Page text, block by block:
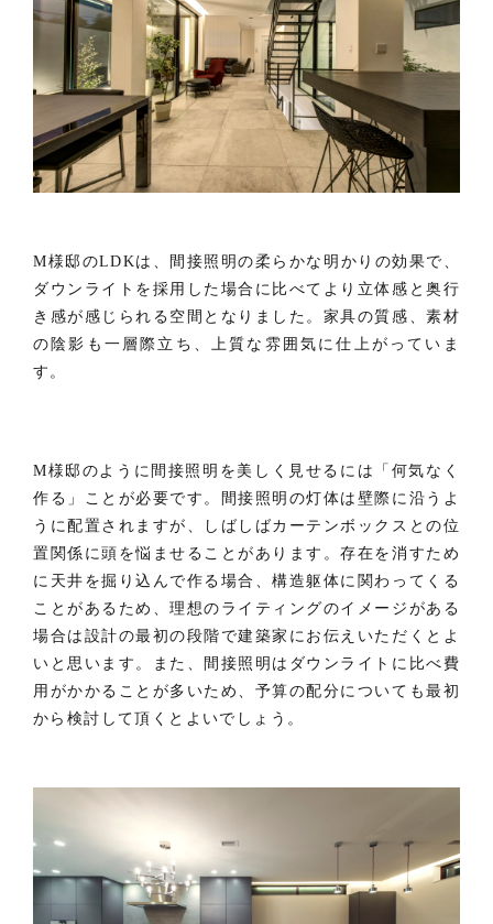
M様邸のLDKは、間接照明の柔らかな明かりの効果で、
ダウンライトを採用した場合に比べてより立体感と奥行
き感が感じられる空間となりました。家具の質感、素材
の陰影も一層際立ち、上質な雰囲気に仕上がっていま
す。
M様邸のように間接照明を美しく見せるには「何気なく
作る」ことが必要です。間接照明の灯体は壁際に沿うよ
うに配置されますが、しばしばカーテンボックスとの位
置関係に頭を悩ませることがあります。存在を消すため
に天井を掘り込んで作る場合、構造躯体に関わってくる
ことがあるため、理想のライティングのイメージがある
場合は設計の最初の段階で建築家にお伝えいただくとよ
いと思います。また、間接照明はダウンライトに比べ費
用がかかることが多いため、予算の配分についても最初
から検討して頂くとよいでしょう。